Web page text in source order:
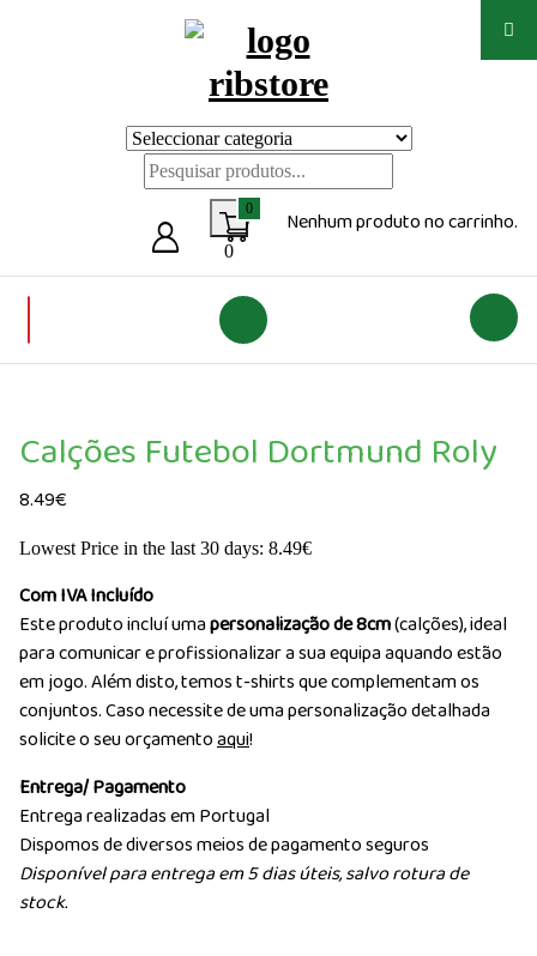
0
0
Nenhum produto no carrinho.
Calções Futebol Dortmund Roly
8.49€
Lowest Price in the last 30 days: 8.49€
Com IVA Incluído
Este produto incluí umapersonalização de 8cm(calções), ideal
para comunicar e profissionalizar a sua equipa aquando estão
em jogo. Além disto, temos t-shirts que complementam os
conjuntos. Caso necessite de uma personalização detalhada
solicite o seu orçamentoaqui!
Entrega/ Pagamento
Entrega realizadas em Portugal
Dispomos de diversos meios de pagamento seguros
Disponível para entrega em 5 dias úteis, salvo rotura de
stock.